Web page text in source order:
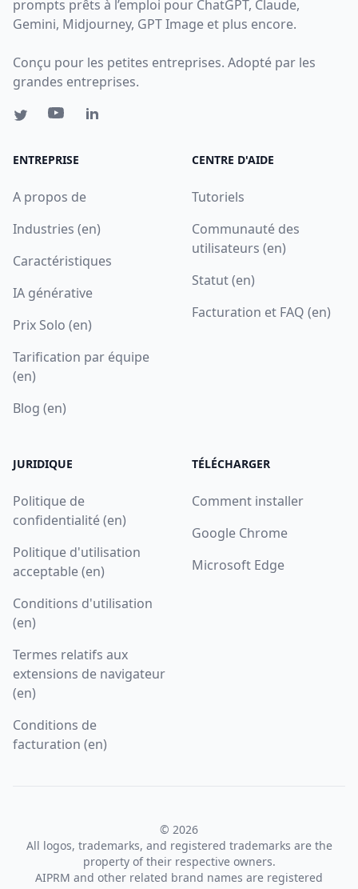
prompts prêts à l’emploi pour ChatGPT, Claude,
Gemini, Midjourney, GPT Image et plus encore.
Conçu pour les petites entreprises. Adopté par les
grandes entreprises.
ENTREPRISE
A propos de
Industries (en)
Caractéristiques
IA générative
Prix Solo (en)
Tarification par équipe
(en)
Blog (en)
CENTRE D'AIDE
Tutoriels
Communauté des
utilisateurs (en)
Statut (en)
Facturation et FAQ (en)
JURIDIQUE
Politique de
confidentialité (en)
Politique d'utilisation
acceptable (en)
Conditions d'utilisation
(en)
Termes relatifs aux
extensions de navigateur
(en)
Conditions de
facturation (en)
TÉLÉCHARGER
Comment installer
Google Chrome
Microsoft Edge
© 2026
All logos, trademarks, and registered trademarks are the
property of their respective owners.
AIPRM and other related brand names are registered